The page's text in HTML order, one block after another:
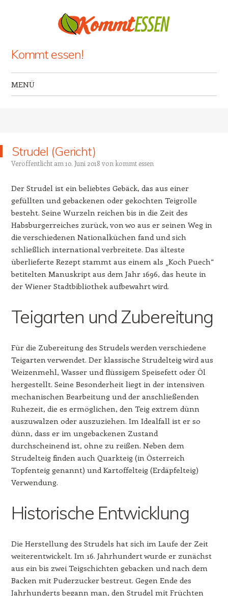
Kommt essen!
MENÜ
Strudel (Gericht)
Veröffentlicht am 10. Juni 2018 von kommt essen
Der Strudel ist ein beliebtes Gebäck, das aus einer
gefüllten und gebackenen oder gekochten Teigrolle
besteht. Seine Wurzeln reichen bis in die Zeit des
Habsburgerreiches zurück, von wo aus er seinen Weg in
die verschiedenen Nationalküchen fand und sich
schließlich international verbreitete. Das älteste
überlieferte Rezept stammt aus einem als „Koch Puech“
betitelten Manuskript aus dem Jahr 1696, das heute in
der Wiener Stadtbibliothek aufbewahrt wird.
Teigarten und Zubereitung
Für die Zubereitung des Strudels werden verschiedene
Teigarten verwendet. Der klassische Strudelteig wird aus
Weizenmehl, Wasser und flüssigem Speisefett oder Öl
hergestellt. Seine Besonderheit liegt in der intensiven
mechanischen Bearbeitung und der anschließenden
Ruhezeit, die es ermöglichen, den Teig extrem dünn
auszuwalzen oder auszuziehen. Im Idealfall ist er so
dünn, dass er im ungebackenen Zustand
durchscheinend ist, ohne zu reißen. Neben dem
Strudelteig finden auch Quarkteig (in Österreich
Topfenteig genannt) und Kartoffelteig (Erdäpfelteig)
Verwendung.
Historische Entwicklung
Die Herstellung des Strudels hat sich im Laufe der Zeit
weiterentwickelt. Im 16. Jahrhundert wurde er zunächst
aus ein bis zwei Teigschichten gebacken und nach dem
Backen mit Puderzucker bestreut. Gegen Ende des
Jahrhunderts begann man, den Strudel mit Früchten